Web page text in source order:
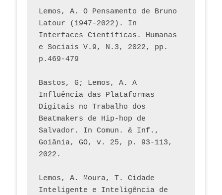
Lemos, A. O Pensamento de Bruno
Latour (1947-2022). In
Interfaces Científicas. Humanas
e Sociais V.9, N.3, 2022, pp.
p.469-479
Bastos, G; Lemos, A. A
Influência das Plataformas
Digitais no Trabalho dos
Beatmakers de Hip-hop de
Salvador. In Comun. & Inf.,
Goiânia, GO, v. 25, p. 93-113,
2022.
Lemos, A. Moura, T. Cidade
Inteligente e Inteligência de